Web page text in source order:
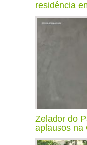
residência
Zelador do
aplausos na